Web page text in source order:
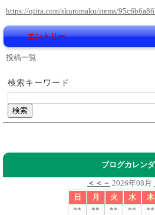
https://qiita.com/skuromaku/items/
エントリー
投稿一覧
検索キーワード
ブログカレン
＜＜－ 2026年08月
日
月 火 水 木
**
** ** ** **